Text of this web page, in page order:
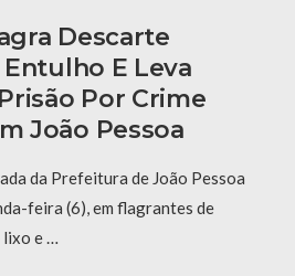
Descarte
E Leva
Por Crime
João Pessoa
da Prefeitura de João Pessoa
feira (6), em flagrantes de
e …